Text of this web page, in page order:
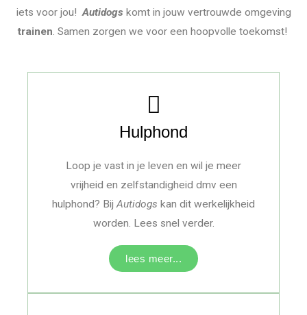
iets voor jou!Autidogskomt in jouw vertrouwde omgeving
trainen. Samen zorgen we voor een hoopvolle toekomst!
Hulphond
Loop je vast in je leven en wil je meer
vrijheid en zelfstandigheid dmv een
hulphond? BijAutidogs kan dit werkelijkheid
worden. Lees snel verder.
lees meer...